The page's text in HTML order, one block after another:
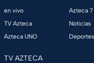
en vivo
TV Azteca
Azteca UNO
Azteca 7
Noticias
Deportes
TV AZTECA